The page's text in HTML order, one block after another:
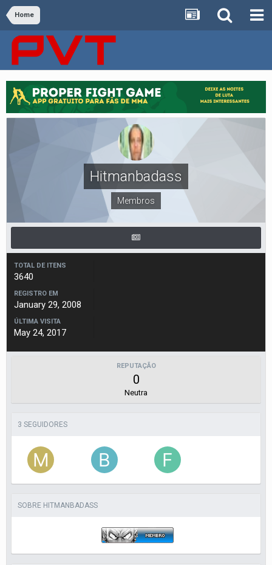
Home
Hitmanbadass
Membros
TOTAL DE ITENS
3640
REGISTRO EM
January 29, 2008
ÚLTIMA VISITA
May 24, 2017
REPUTAÇÃO
0
Neutra
3 SEGUIDORES
SOBRE HITMANBADASS